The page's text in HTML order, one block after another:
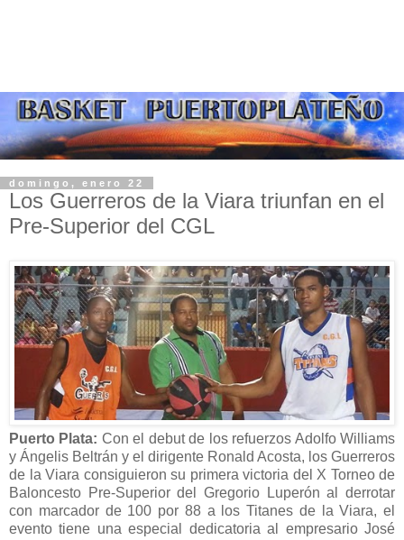
domingo, enero 22
Los Guerreros de la Viara triunfan en el
Pre-Superior del CGL
Puerto Plata: Con el debut de los refuerzos Adolfo Williams
y Ángelis Beltrán y el dirigente Ronald Acosta, los Guerreros
de la Viara consiguieron su primera victoria del X Torneo de
Baloncesto Pre-Superior del Gregorio Luperón al derrotar
con marcador de 100 por 88 a los Titanes de la Viara, el
evento tiene una especial dedicatoria al empresario José